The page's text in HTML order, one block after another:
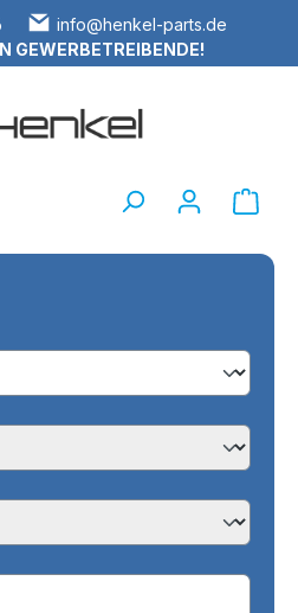
info@henkel-parts.de
GEWERBETREIBENDE!